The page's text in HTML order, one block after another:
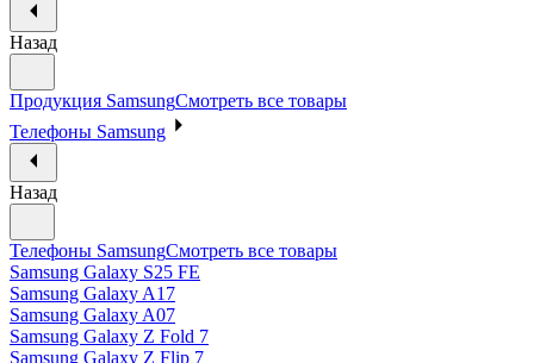
Назад
Продукция SamsungСмотреть все товары
Телефоны Samsung
Назад
Телефоны SamsungСмотреть все товары
Samsung Galaxy S25 FE
Samsung Galaxy A17
Samsung Galaxy A07
Samsung Galaxy Z Fold 7
Samsung Galaxy Z Flip 7